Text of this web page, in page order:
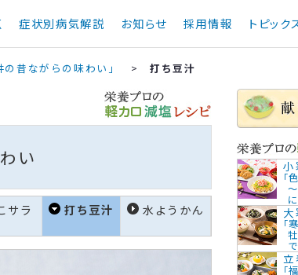
症状別病気解説 お知らせ 採用情報 トピック
昔ながらの味わい」 >打ち豆汁
い
サラ
打ち豆汁 水ようかん
小
「
大
「
立
「